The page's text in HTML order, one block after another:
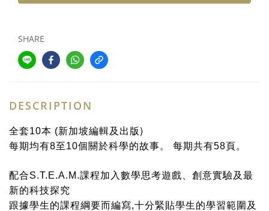
SHARE
DESCRIPTION
全套10本 (新加坡編輯及出版)
每期均有8至10個關於科學的故事。 每期共有58頁。
配合S.T.E.A.M.課程加入數學思考遊戲、創意實驗及最
新的科技探究
跟據學生的課程綱要而編寫,十分緊貼學生的學習範圍及